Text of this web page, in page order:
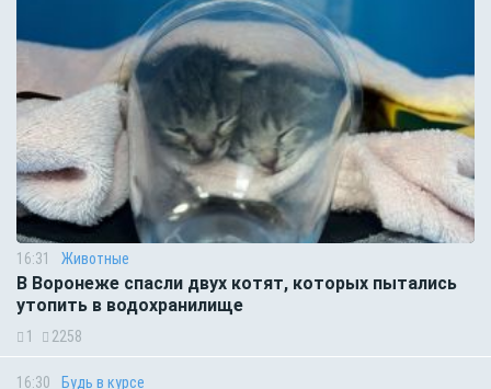
16:31 Животные
В Воронеже спасли двух котят, которых пытались
утопить в водохранилище
1 2258
16:30 Будь в курсе